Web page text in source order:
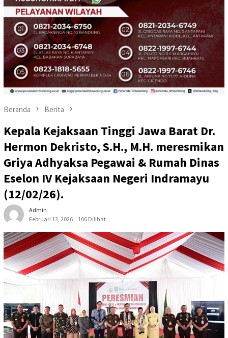
Beranda Berita
Kepala Kejaksaan Tinggi Jawa Barat Dr.
Hermon Dekristo, S.H., M.H. meresmikan
Griya Adhyaksa Pegawai & Rumah Dinas
Eselon IV Kejaksaan Negeri Indramayu
(12/02/26).
Admin
Februari 13, 2026
106 Dilihat